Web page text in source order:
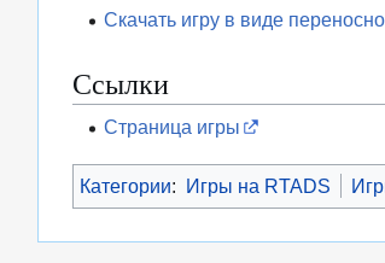
Скачать игру в виде
Ссылки
Страница игры
Категории: Игры на RTADS